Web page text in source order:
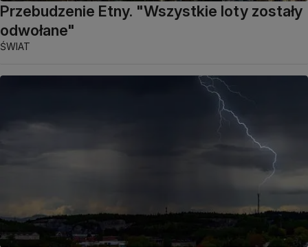
Przebudzenie Etny. "Wszystkie loty zostały
odwołane"
ŚWIAT